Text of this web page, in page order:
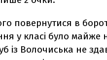
повернутися в
у класі було майже
із Волочиська не